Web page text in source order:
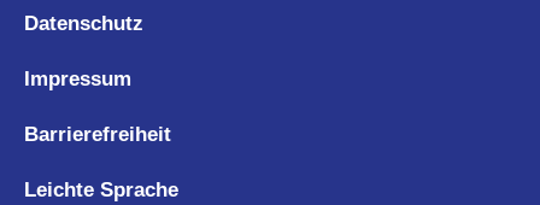
Datenschutz
Impressum
Barrierefreiheit
Leichte Sprache